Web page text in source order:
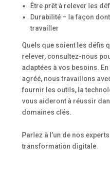
Être prêt à relever les
Durabilité – la façon
travailler
Quels que soient les défis
relever, consultez-nous
adaptées à vos besoins.
agréé, nous travaillons
fournir les outils, la
vous aideront à réussir
domaines clés.
Parlez à l’un de nos
transformation digitale.